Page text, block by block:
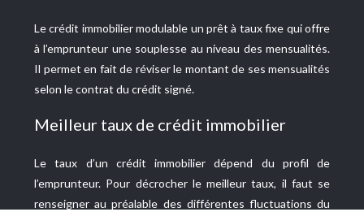
Le crédit immobilier modulable un prêt à taux fixe qui offre
à l’emprunteur une souplesse au niveau des mensualités.
Il permet en fait de réviser le montant de ses mensualités
selon le contrat du crédit signé.
Meilleur taux de crédit immobilier
Le taux d’un crédit immobilier dépend du profil de
l’emprunteur. Pour décrocher le meilleur taux, il faut se
renseigner au préalable des différentes fluctuations du